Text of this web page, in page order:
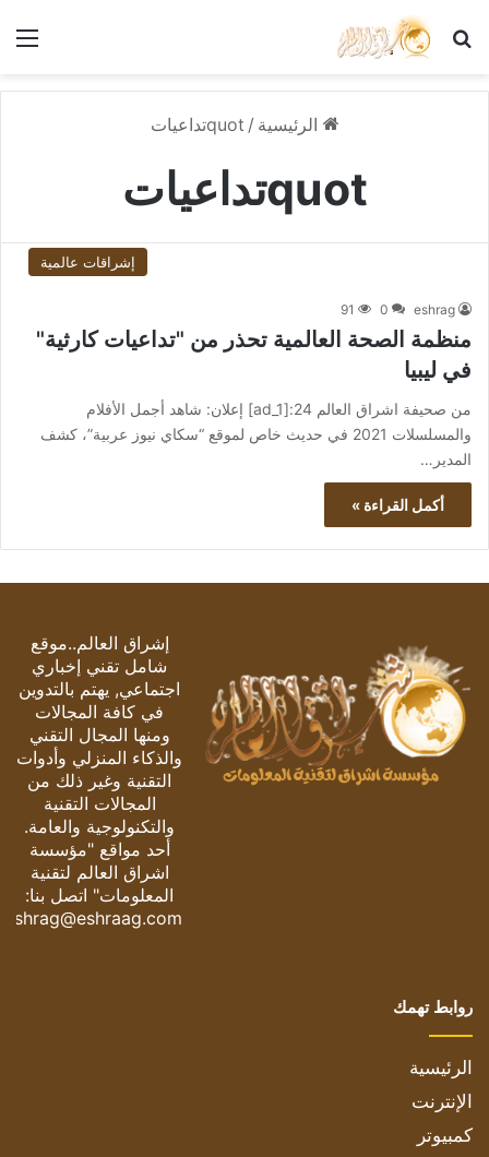
بحث عن
الرئيسية / quotتداعيات
quotتداعيات
إشراقات عالمية
eshrag
0
91
منظمة الصحة العالمية تحذر من "تداعيات كارثية"
في ليبيا
من صحيفة اشراق العالم 24:[ad_1] إعلان: شاهد أجمل الأفلام
والمسلسلات 2021 في حديث خاص لموقع “سكاي نيوز عربية”، كشف
المدير…
أكمل القراءة »
إشراق العالم..موقع
شامل تقني إخباري
اجتماعي, يهتم بالتدوين
في كافة المجالات
ومنها المجال التقني
والذكاء المنزلي وأدوات
التقنية وغير ذلك من
المجالات التقنية
والتكنولوجية والعامة.
أحد مواقع "مؤسسة
اشراق العالم لتقنية
المعلومات" اتصل بنا:
eshrag@eshraag.com
روابط تهمك
الرئيسية
الإنترنت
كمبيوتر